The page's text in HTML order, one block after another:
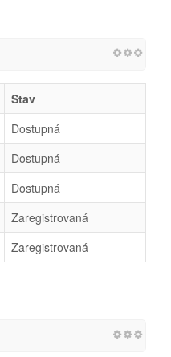
Stav
Dostupná
Dostupná
Dostupná
Zaregistrovaná
Zaregistrovaná